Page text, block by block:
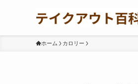
ホーム カロリー